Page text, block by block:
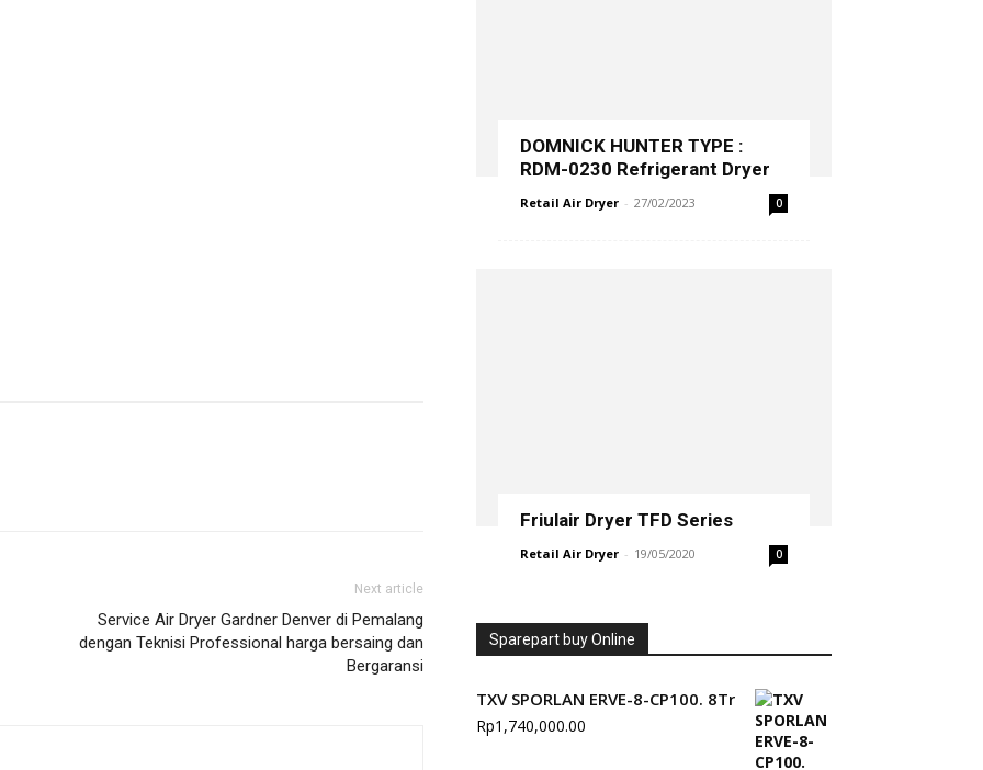
Next article
Service Air Dryer Gardner Denver di Pemalang
dengan Teknisi Professional harga bersaing dan
Bergaransi
DOMNICK HUNTER TYPE :
RDM-0230 Refrigerant Dryer
Retail Air Dryer - 27/02/2023 0
Friulair Dryer TFD Series
Retail Air Dryer - 19/05/2020 0
Sparepart buy Online
TXV SPORLAN ERVE-8-CP100. 8Tr
Rp1,740,000.00